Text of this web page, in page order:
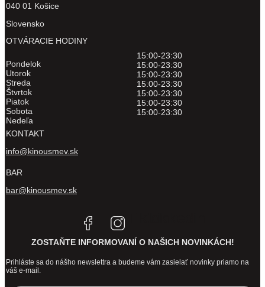
040 01 Košice
Slovensko
OTVÁRACIE HODINY
Pondelok
Utorok
Streda
Štvrtok
Piatok
Sobota
Nedeľa
15:00-23:30
15:00-23:30
15:00-23:30
15:00-23:30
15:00-23:30
15:00-23:30
15:00-23:30
KONTAKT
info@kinousmev.sk
BAR
bar@kinousmev.sk
ZOSTAŇTE INFORMOVANÍ O NAŠICH NOVINKÁCH!
Prihláste sa do nášho newslettra a budeme vám zasielať novinky priamo na
váš e-mail.